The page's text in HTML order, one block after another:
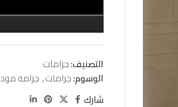
التصنيف:جزامات
الوسوم:جزامات, جزامه
شارك